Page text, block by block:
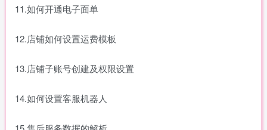
11.如何开通电子面单
12.店铺如何设置运费模板
13.店铺子账号创建及权限设置
14.如何设置客服机器人